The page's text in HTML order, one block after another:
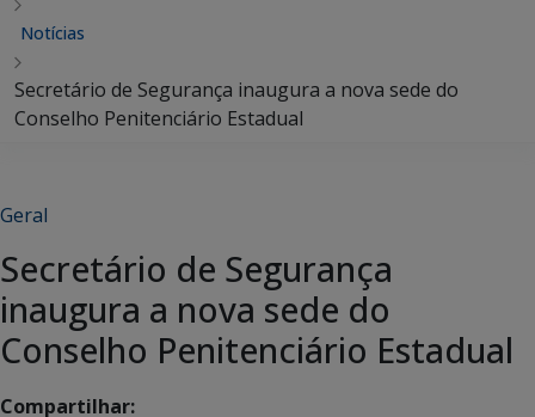
Notícias
Secretário de Segurança inaugura a nova sede do
Conselho Penitenciário Estadual
Geral
Secretário de Segurança
inaugura a nova sede do
Conselho Penitenciário Estadual
Compartilhar: